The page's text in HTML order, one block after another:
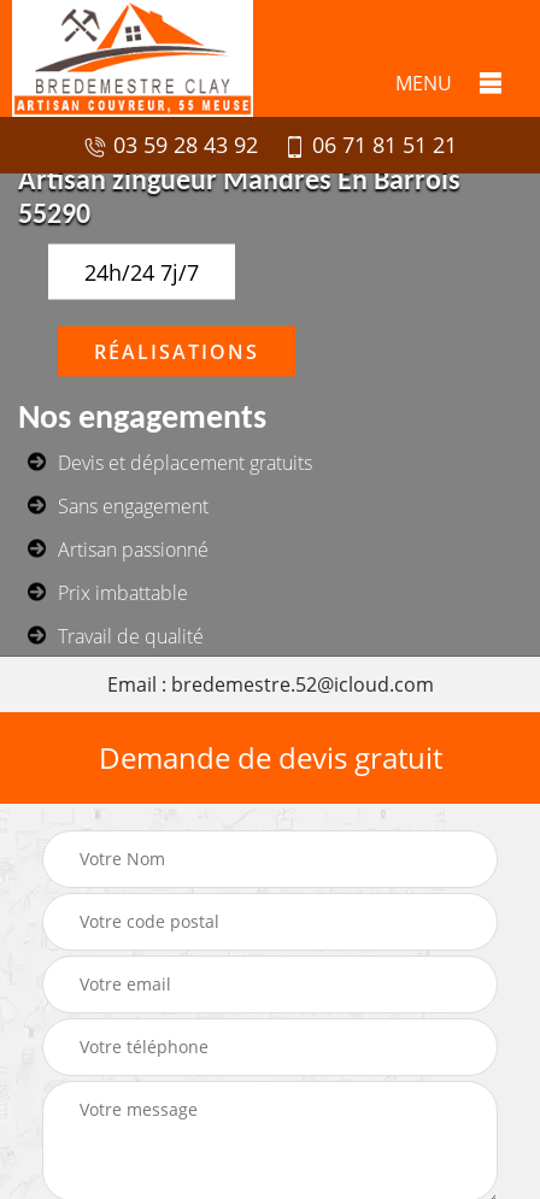
MENU
03 59 28 43 92
06 71 81 51 21
Artisan zingueur Mandres En Barrois
55290
24h/24 7j/7
RÉALISATIONS
Nos engagements
Devis et déplacement gratuits
Sans engagement
Artisan passionné
Prix imbattable
Travail de qualité
Email : bredemestre.52@icloud.com
Demande de devis gratuit